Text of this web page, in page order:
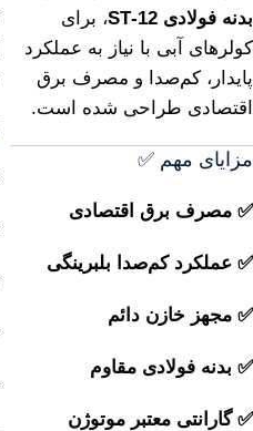
بدنه فولادی ST‑12
، برای
کولرهای آبی با نیاز به عملکرد
پایدار، کم‌صدا و مصرف برق
اقتصادی طراحی شده است.
مزایای مهم ✅
✅ مصرف برق اقتصادی
✅ عملکرد کم‌صدا بلبرینگی
✅ مجهز خازن دائم
✅ بدنه فولادی مقاوم
✅ گارانتی معتبر موتوژن